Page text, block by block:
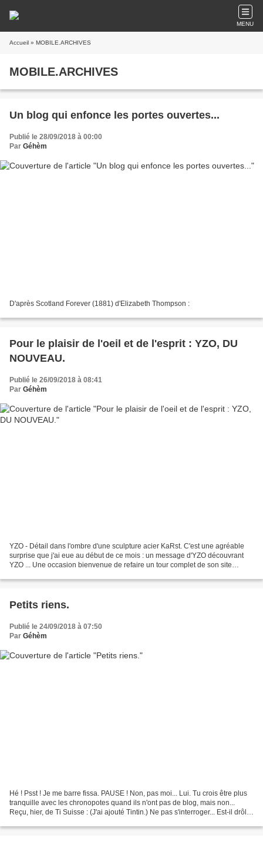
MENU
Accueil » MOBILE.ARCHIVES
MOBILE.ARCHIVES
Un blog qui enfonce les portes ouvertes...
Publié le 28/09/2018 à 00:00
Par Géhèm
D'après Scotland Forever (1881) d'Elizabeth Thompson :
Pour le plaisir de l'oeil et de l'esprit : YZO, DU
NOUVEAU.
Publié le 26/09/2018 à 08:41
Par Géhèm
YZO - Détail dans l'ombre d'une sculpture acier KaRst. C'est une agréable
surprise que j'ai eue au début de ce mois : un message d'YZO découvrant
YZO ... Une occasion bienvenue de refaire un tour complet de son site
Petits riens.
Publié le 24/09/2018 à 07:50
Par Géhèm
Hé ! Psst ! Je me barre fissa. PAUSE ! Non, pas moi... Lui. Tu crois être plus
tranquille avec les chronopotes quand ils n'ont pas de blog, mais non...
Reçu, hier, de Ti Suisse : (J'ai ajouté Tintin.) Ne pas s'interroger... Est-il drôle,